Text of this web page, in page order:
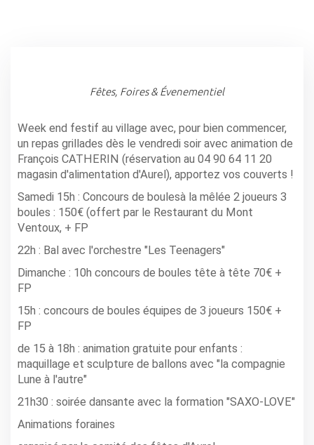
Fêtes, Foires & Évenementiel
Week end festif au village avec, pour bien commencer,
un repas grillades dès le vendredi soir avec animation de
François CATHERIN (réservation au 04 90 64 11 20
magasin d'alimentation d'Aurel), apportez vos couverts !
Samedi 15h : Concours de boulesà la mêlée 2 joueurs 3
boules : 150€ (offert par le Restaurant du Mont
Ventoux, + FP
22h : Bal avec l'orchestre "Les Teenagers"
Dimanche : 10h concours de boules tête à tête 70€ +
FP
15h : concours de boules équipes de 3 joueurs 150€ +
FP
de 15 à 18h : animation gratuite pour enfants :
maquillage et sculpture de ballons avec "la compagnie
Lune à l'autre"
21h30 : soirée dansante avec la formation "SAXO-LOVE"
Animations foraines